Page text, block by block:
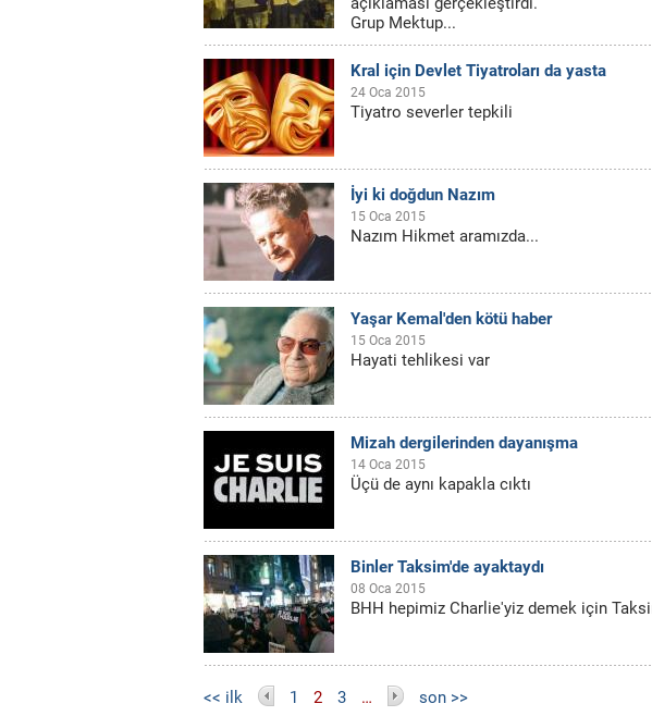
Grup Mektup...
Kral için Devlet Tiyatroları da yasta
24 Oca 2015
Tiyatro severler tepkili
İyi ki doğdun Nazım
15 Oca 2015
Nazım Hikmet aramızda...
Yaşar Kemal'den kötü haber
15 Oca 2015
Hayati tehlikesi var
Mizah dergilerinden dayanışma
14 Oca 2015
Üçü de aynı kapakla cıktı
Binler Taksim'de ayaktaydı
08 Oca 2015
BHH hepimiz Charlie'yiz demek için
Sayfalar
<< ilk 1 2 3 … son >>